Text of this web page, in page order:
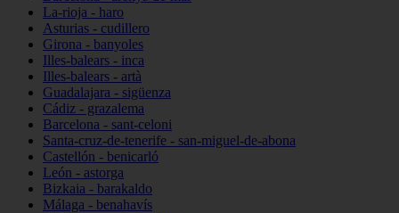
La-rioja - haro
Asturias - cudillero
Girona - banyoles
Illes-balears - inca
Illes-balears - artà
Guadalajara - sigüenza
Cádiz - grazalema
Barcelona - sant-celoni
Santa-cruz-de-tenerife - san-miguel-de-abona
Castellón - benicarló
León - astorga
Bizkaia - barakaldo
Málaga - benahavís